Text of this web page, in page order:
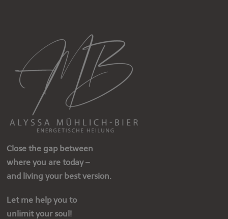
Close the gap between
where you are today –
and living your best version.
Let me help you to
unlimit your soul!